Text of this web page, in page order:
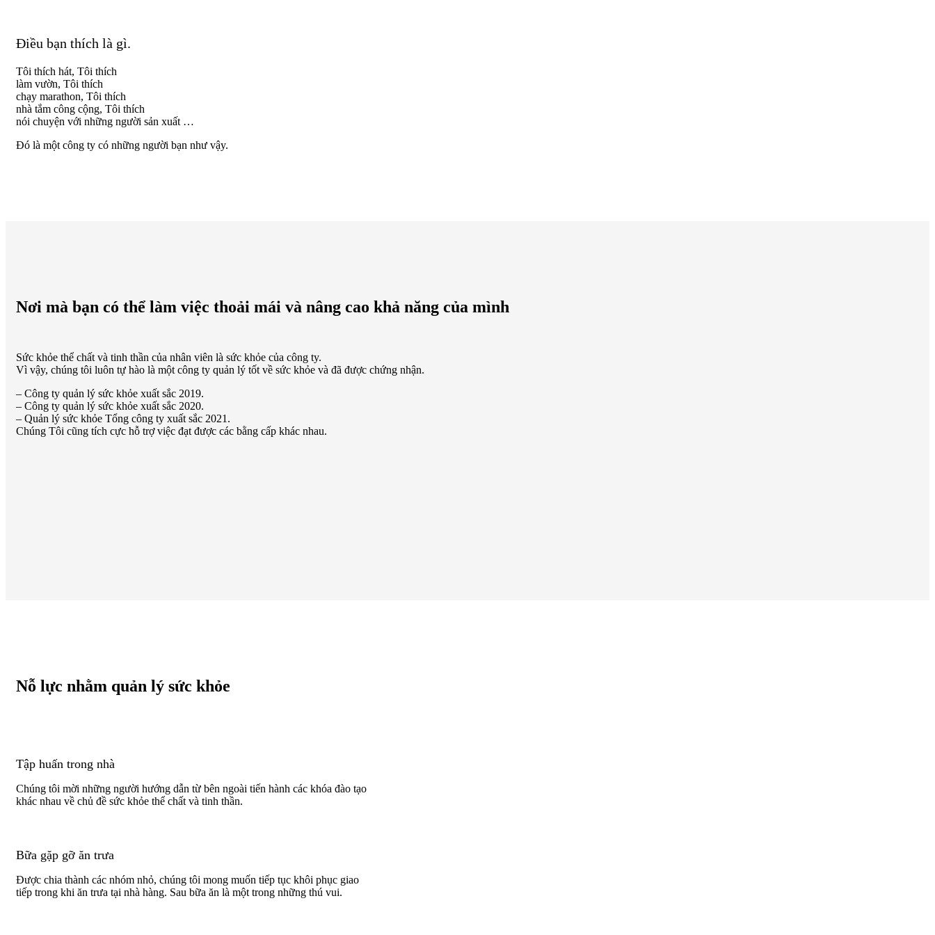
Điều bạn thích là gì.
Tôi thích hát, Tôi thích
làm vườn, Tôi thích
chạy marathon, Tôi thích
nhà tắm công cộng, Tôi thích
nói chuyện với những người sản xuất …
Đó là một công ty có những người bạn như vậy.
Nơi mà bạn có thể làm việc thoải mái và nâng cao khả năng của mình
Sức khỏe thể chất và tinh thần của nhân viên là sức khỏe của công ty.
Vì vậy, chúng tôi luôn tự hào là một công ty quản lý tốt về sức khỏe và đã được chứng nhận.
– Công ty quản lý sức khỏe xuất sắc 2019.
– Công ty quản lý sức khỏe xuất sắc 2020.
– Quản lý sức khỏe Tổng công ty xuất sắc 2021.
Chúng Tôi cũng tích cực hỗ trợ việc đạt được các bằng cấp khác nhau.
Nỗ lực nhằm quản lý sức khỏe
Tập huấn trong nhà
Chúng tôi mời những người hướng dẫn từ bên ngoài tiến hành các khóa đào tạo
khác nhau về chủ đề sức khỏe thể chất và tinh thần.
Bữa gặp gỡ ăn trưa
Được chia thành các nhóm nhỏ, chúng tôi mong muốn tiếp tục khôi phục giao
tiếp trong khi ăn trưa tại nhà hàng. Sau bữa ăn là một trong những thú vui.